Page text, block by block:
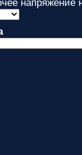
напряжение